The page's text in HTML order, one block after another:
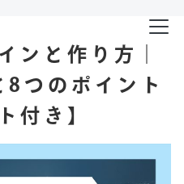
ンと作り方｜
8つのポイント
付き】